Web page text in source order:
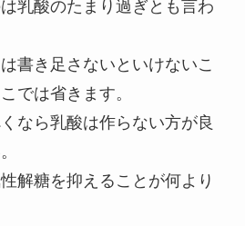
乳酸のたまり過ぎとも言わ
書き足さないといけないこ
では省きます。
なら乳酸は作らない方が良
解糖を抑えることが何より